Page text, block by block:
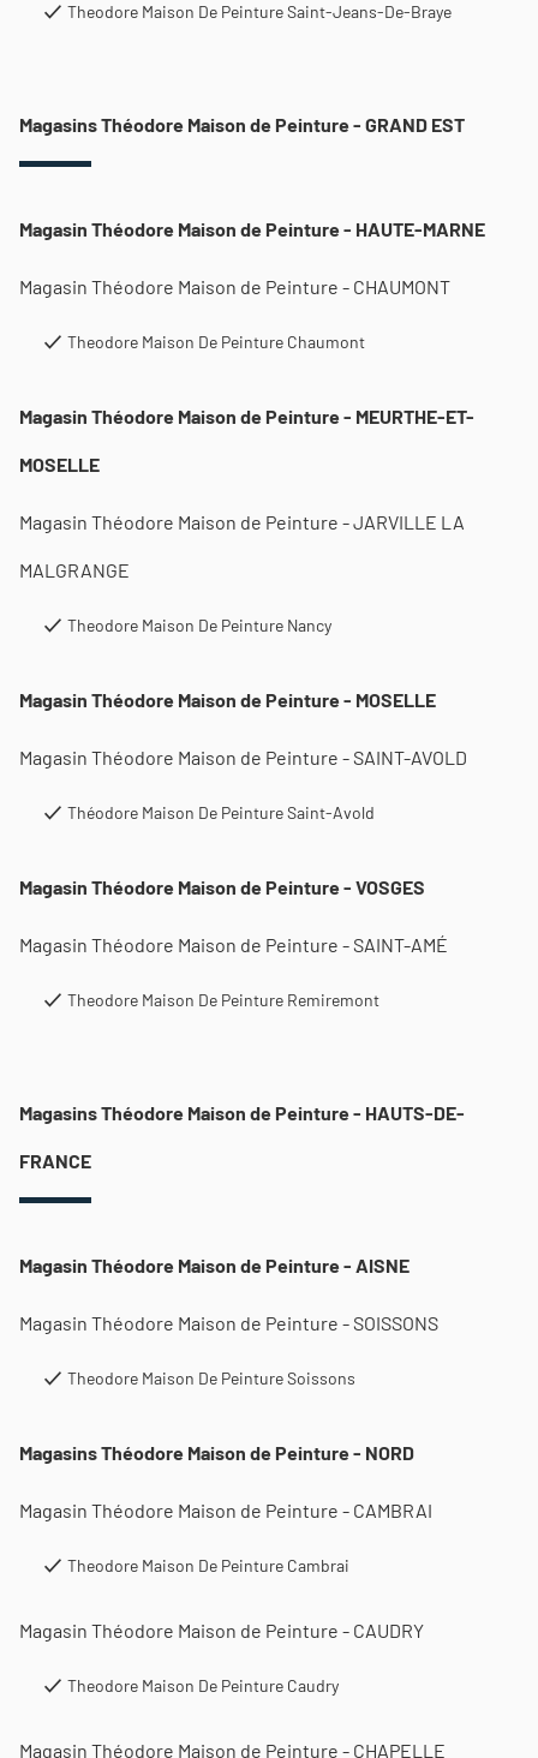
Theodore Maison De Peinture Saint-Jeans-De-Braye
Magasins Théodore Maison de Peinture - GRAND EST
Magasin Théodore Maison de Peinture - HAUTE-MARNE
Magasin Théodore Maison de Peinture - CHAUMONT
Theodore Maison De Peinture Chaumont
Magasin Théodore Maison de Peinture - MEURTHE-ET-
MOSELLE
Magasin Théodore Maison de Peinture - JARVILLE LA
MALGRANGE
Theodore Maison De Peinture Nancy
Magasin Théodore Maison de Peinture - MOSELLE
Magasin Théodore Maison de Peinture - SAINT-AVOLD
Théodore Maison De Peinture Saint-Avold
Magasin Théodore Maison de Peinture - VOSGES
Magasin Théodore Maison de Peinture - SAINT-AMÉ
Theodore Maison De Peinture Remiremont
Magasins Théodore Maison de Peinture - HAUTS-DE-
FRANCE
Magasin Théodore Maison de Peinture - AISNE
Magasin Théodore Maison de Peinture - SOISSONS
Theodore Maison De Peinture Soissons
Magasins Théodore Maison de Peinture - NORD
Magasin Théodore Maison de Peinture - CAMBRAI
Theodore Maison De Peinture Cambrai
Magasin Théodore Maison de Peinture - CAUDRY
Theodore Maison De Peinture Caudry
Magasin Théodore Maison de Peinture - CHAPELLE